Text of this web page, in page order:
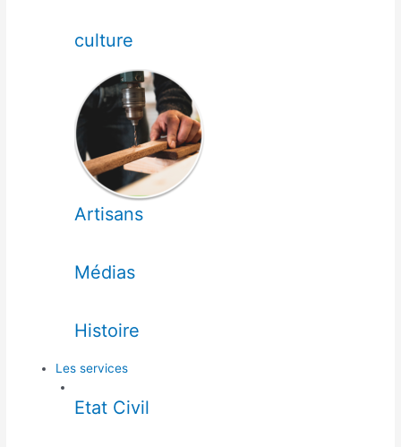
culture
Artisans
Médias
Histoire
Les services
Etat Civil